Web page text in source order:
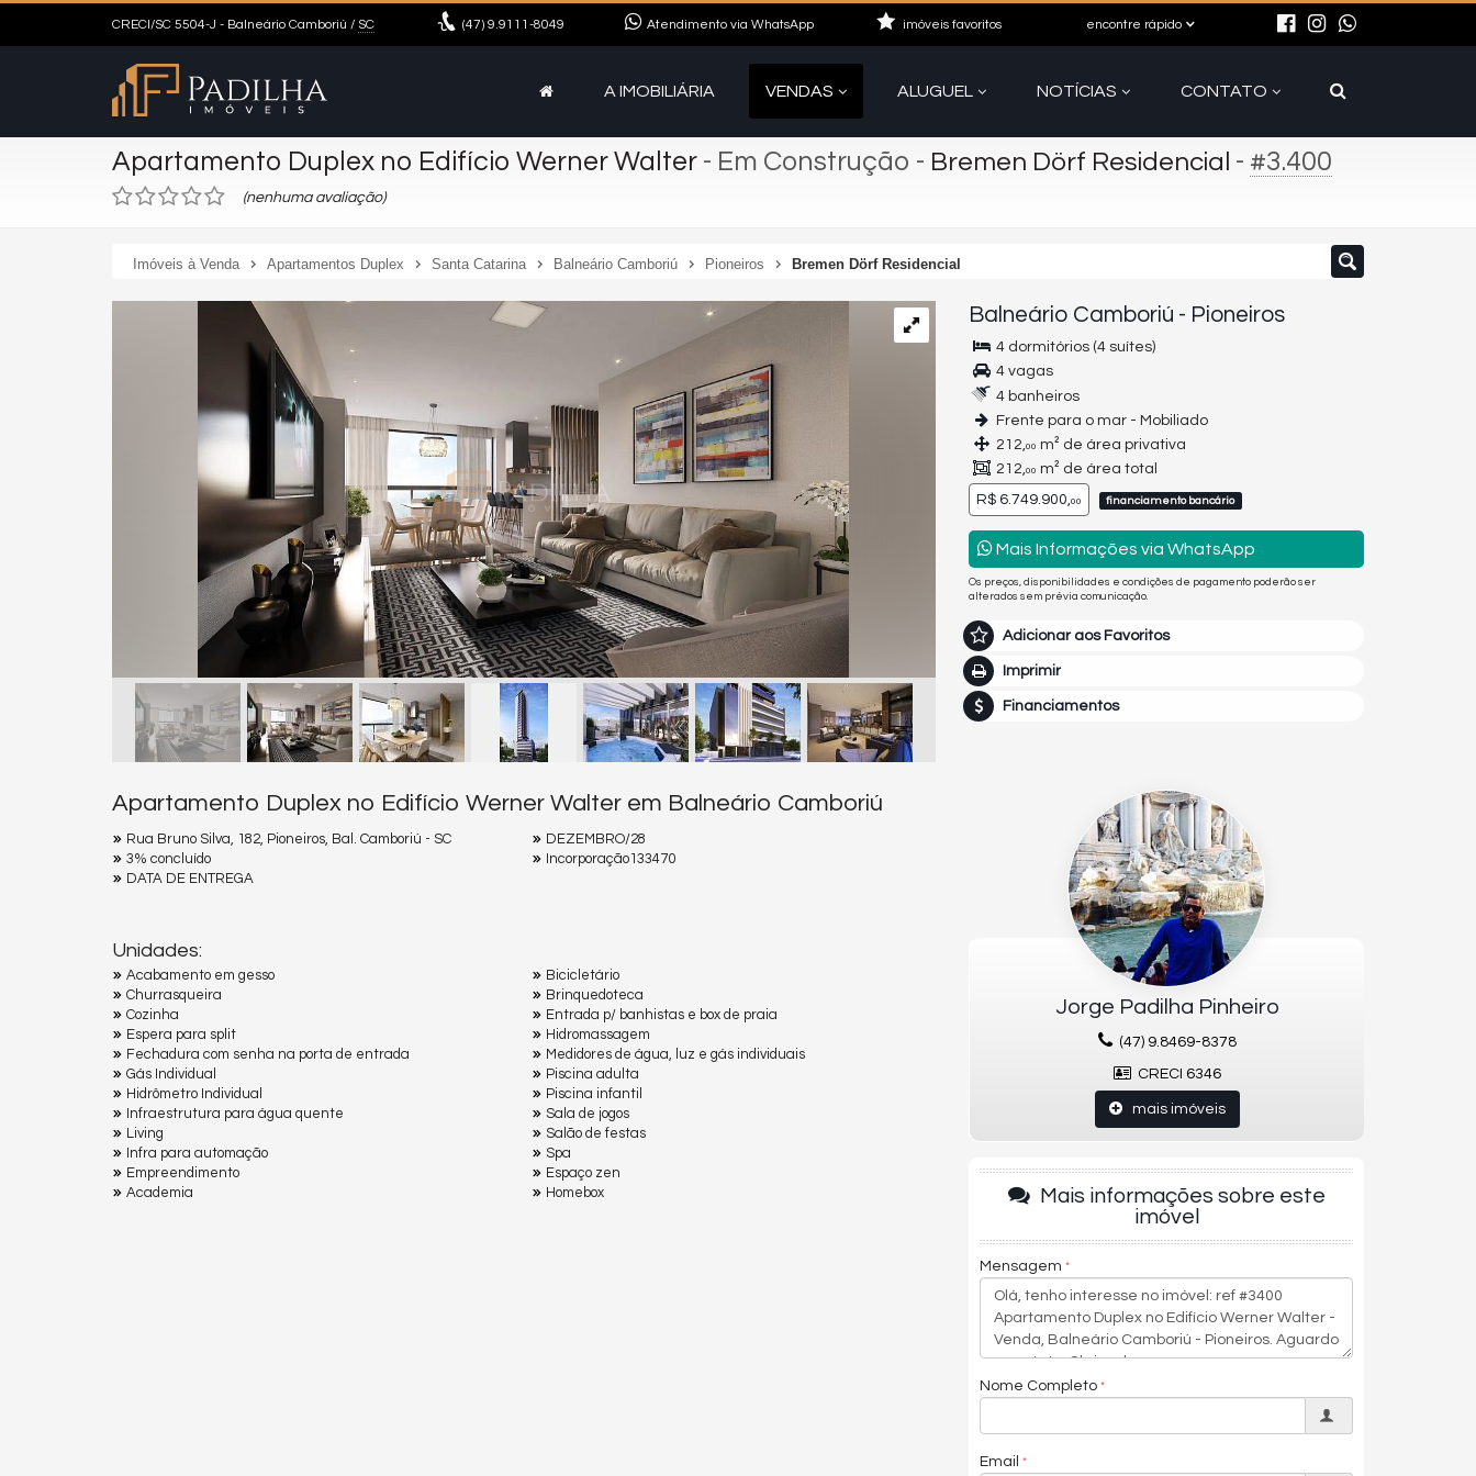
CRECI/SC 5504-J - Balneário Camboriú / SC (47) 9.9111-8049 Atendimento via WhatsApp encontre rápido
imóveis favoritos
A IMOBILIÁRIA VENDAS ALUGUEL NOTÍCIAS CONTATO
Apartamento Duplex no Edifício Werner Walter - Em Construção - Bremen Dörf Residencial - #3.400
(nenhuma avaliação)
Imóveis à Venda Apartamentos Duplex Santa Catarina Balneário Camboriú Pioneiros Bremen Dörf Residencial
Balneário Camboriú - Pioneiros
4 dormitórios (4 suítes)
4 vagas
4 banheiros
Frente para o mar - Mobiliado
212,00 m² de área privativa
212,00 m² de área total
R$ 6.749.900,00 financiamento bancário
Mais Informações via WhatsApp
Os preços, disponibilidades e condições de pagamento poderão ser
alterados sem prévia comunicação.
Adicionar aos Favoritos
Imprimir
Financiamentos
Apartamento Duplex no Edifício Werner Walter em Balneário Camboriú
Rua Bruno Silva, 182, Pioneiros, Bal. Camboriú - SC
3% concluído
DATA DE ENTREGA
DEZEMBRO/28
Incorporação133470
Unidades:
Acabamento em gesso
Churrasqueira
Cozinha
Espera para split
Fechadura com senha na porta de entrada
Gás Individual
Hidrômetro Individual
Infraestrutura para água quente
Living
Infra para automação
Empreendimento
Academia
Bicicletário
Brinquedoteca
Entrada p/ banhistas e box de praia
Hidromassagem
Medidores de água, luz e gás individuais
Piscina adulta
Piscina infantil
Sala de jogos
Salão de festas
Spa
Espaço zen
Homebox
Jorge Padilha Pinheiro
(47) 9.8469-8378
CRECI 6346
mais imóveis
Mais informações sobre este
imóvel
Mensagem
Nome Completo
Email